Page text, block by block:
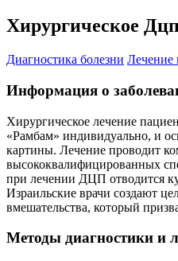
Хирургическое
Диагностика болезни Лечение
Информация о
Хирургическое лечение
«Рамбам» индивидуально, и
картины. Лечение проводит
высококвалифицированных
при лечении ДЦП отводится
Израильские врачи создают
вмешательства, который
Методы диагностики и